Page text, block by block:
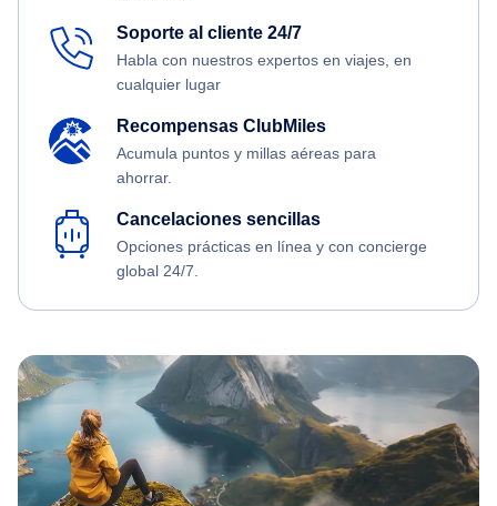
Soporte al cliente 24/7
Habla con nuestros expertos en viajes, en
cualquier lugar
Recompensas ClubMiles
Acumula puntos y millas aéreas para
ahorrar.
Cancelaciones sencillas
Opciones prácticas en línea y con concierge
global 24/7.